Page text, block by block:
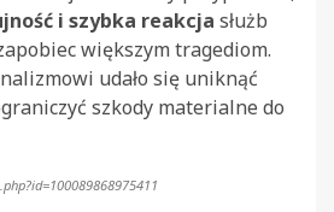
i szybka reakcja służb
większym tragediom.
udało się uniknąć
szkody materialne do